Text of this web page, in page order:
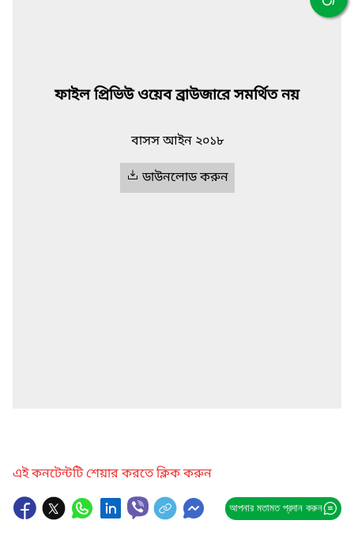
ফাইল প্রিভিউ ওয়েব ব্রাউজারে সমর্থিত নয়
বাসস আইন ২০১৮
ডাউনলোড করুন
এই কনটেন্টটি শেয়ার করতে ক্লিক করুন
আপনার মতামত প্রদান করুন